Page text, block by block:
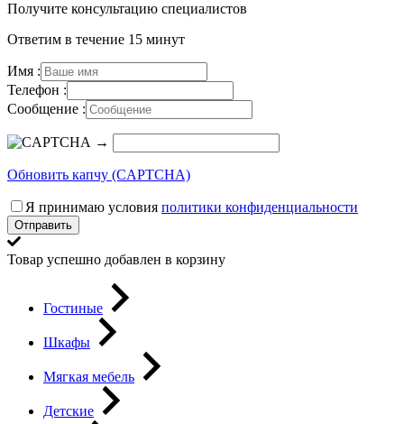
Получите консультацию специалистов
Ответим в течение 15 минут
Имя :
Телефон :
Сообщение :
→
Обновить капчу (CAPTCHA)
Я принимаю условия политики конфиденциальности
Отправить
Товар успешно добавлен в корзину
Гостиные
Шкафы
Мягкая мебель
Детские